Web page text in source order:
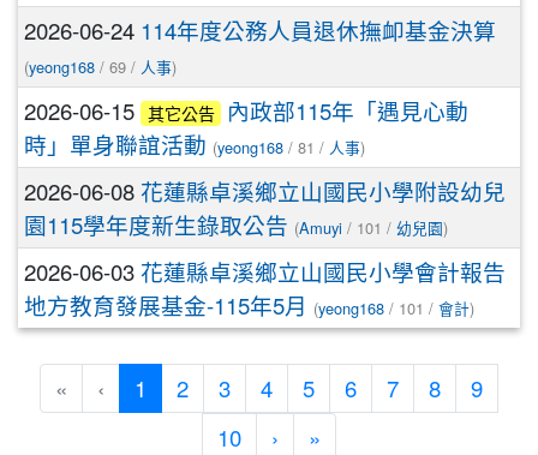
2026-06-24 114年度公務人員退休撫卹基金決算
(yeong168 / 69 / 人事)
2026-06-15 其它公告
內政部115年「遇見心動
時」單身聯誼活動 (yeong168 / 81 / 人事)
2026-06-08花蓮縣卓溪鄉立山國民小學附設幼兒
園115學年度新生錄取公告 (Amuyi / 101 / 幼兒園)
2026-06-03花蓮縣卓溪鄉立山國民小學會計報告
地方教育發展基金-115年5月 (yeong168 / 101 / 會計)
« ‹ 1 (目前頁次)
2 3 4 5 6 7 8
9
10
›下一頁
»最後頁